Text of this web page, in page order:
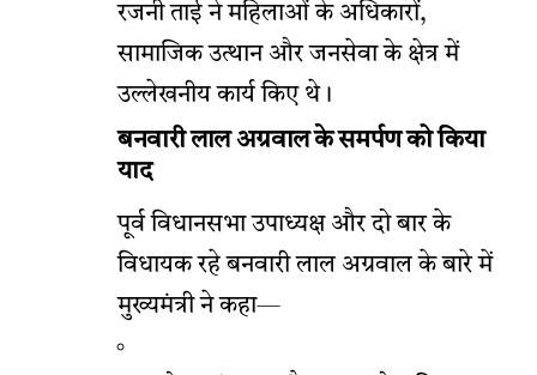
रजनी ताई ने महिलाओं के अधिकारों,
सामाजिक उत्थान और जनसेवा के क्षेत्र में
उल्लेखनीय कार्य किए थे।
बनवारी लाल अग्रवाल के समर्पण को किया
याद
पूर्व विधानसभा उपाध्यक्ष और दो बार के
विधायक रहे बनवारी लाल अग्रवाल के बारे में
मुख्यमंत्री ने कहा—